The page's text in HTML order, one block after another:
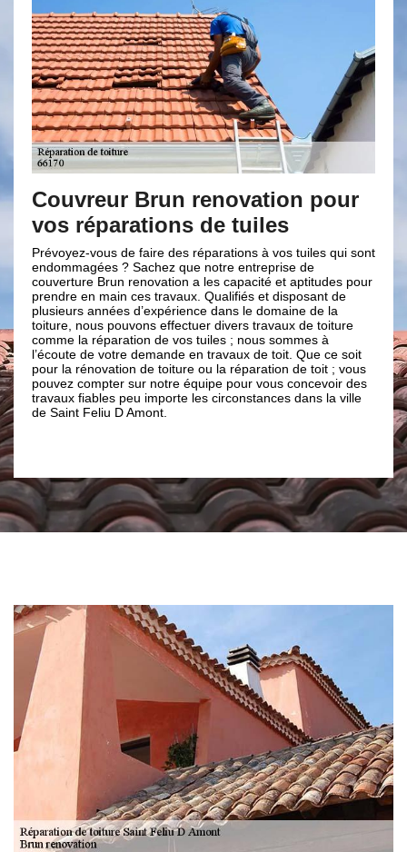
Brun renovation pour
de tuiles
de faire des réparations à vos tuiles qui sont
? Sachez que notre entreprise de
renovation a les capacité et aptitudes pour
ces travaux. Qualifiés et disposant de
d’expérience dans le domaine de la
effectuer divers travaux de toiture
de vos tuiles ; nous sommes à
demande en travaux de toit. Que ce soit
de toiture ou la réparation de toit ; vous
sur notre équipe pour vous concevoir des
peu importe les circonstances dans la ville
Amont.
Brun
interventions
réparation de
Ayant plusieurs années
toiture, l’entreprise de
son équipe vous
et fiables en toutes
tous vos projets de
particuliers ou
à tout moment pour vos
réputés pour nos
ville de Saint Feliu D
bénéficier d’un résultat
n’hésitez pas à